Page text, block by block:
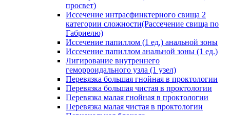
просвет)
Иссечение интрасфинктерного свища 2
категории сложности(Рассечение свища по
Габриелю)
Иссечение папиллом (1 ед.) анальной зоны
Иссечение папиллом анальной зоны (1 ед.)
Лигирование внутреннего
геморроидального узла (1 узел)
Перевязка большая гнойная в проктологии
Перевязка большая чистая в проктологии
Перевязка малая гнойная в проктологии
Перевязка малая чистая в проктологии